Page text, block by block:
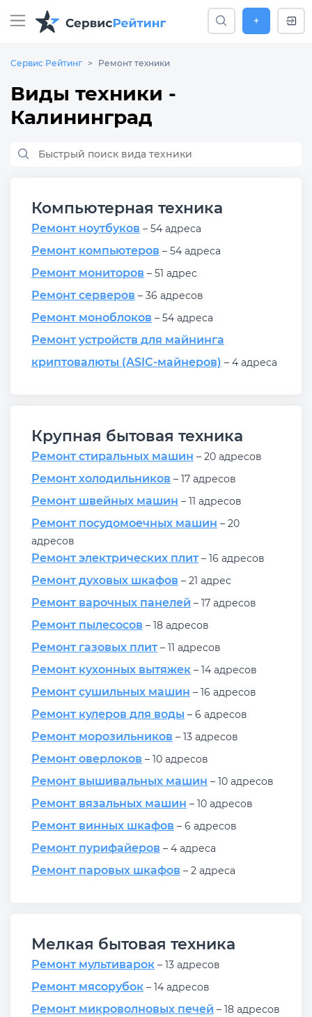
+
Сервис Рейтинг Ремонт техники
Виды техники -
Калининград
Компьютерная техника
Ремонт ноутбуков – 54 адреса
Ремонт компьютеров – 54 адреса
Ремонт мониторов – 51 адрес
Ремонт серверов – 36 адресов
Ремонт моноблоков – 54 адреса
Ремонт устройств для майнинга
криптовалюты (ASIC-майнеров) – 4 адреса
Крупная бытовая техника
Ремонт стиральных машин – 20 адресов
Ремонт холодильников – 17 адресов
Ремонт швейных машин – 11 адресов
Ремонт посудомоечных машин – 20
адресов
Ремонт электрических плит – 16 адресов
Ремонт духовых шкафов – 21 адрес
Ремонт варочных панелей – 17 адресов
Ремонт пылесосов – 18 адресов
Ремонт газовых плит – 11 адресов
Ремонт кухонных вытяжек – 14 адресов
Ремонт сушильных машин – 16 адресов
Ремонт кулеров для воды – 6 адресов
Ремонт морозильников – 13 адресов
Ремонт оверлоков – 10 адресов
Ремонт вышивальных машин – 10 адресов
Ремонт вязальных машин – 10 адресов
Ремонт винных шкафов – 6 адресов
Ремонт пурифайеров – 4 адреса
Ремонт паровых шкафов – 2 адреса
Мелкая бытовая техника
Ремонт мультиварок – 13 адресов
Ремонт мясорубок – 14 адресов
Ремонт микроволновых печей – 18 адресов